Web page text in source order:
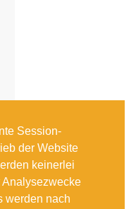
Session-
der Website
keinerlei
Analysezwecke
werden nach